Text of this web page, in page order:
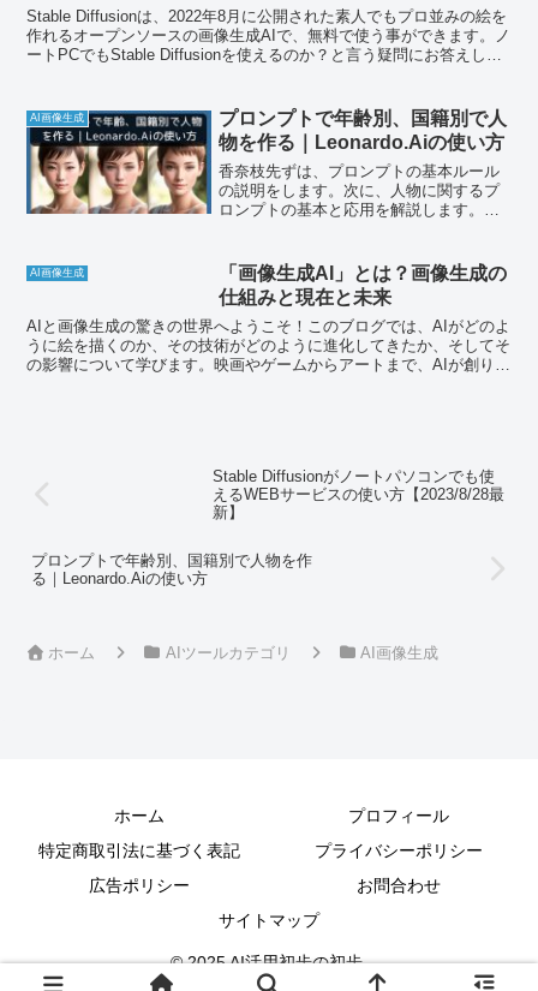
Stable Diffusionは、2022年8月に公開された素人でもプロ並みの絵を
作れるオープンソースの画像生成AIで、無料で使う事ができます。ノ
ートPCでもStable Diffusionを使えるのか？と言う疑問にお答えしま
AI画像生成
プロンプトで年齢別、国籍別で人
物を作る｜Leonardo.Aiの使い方
香奈枝先ずは、プロンプトの基本ルール
の説明をします。次に、人物に関するプ
ロンプトの基本と応用を解説します。
解説！無料の画像生成AIで商用レベ...
AI画像生成
「画像生成AI」とは？画像生成の
仕組みと現在と未来
AIと画像生成の驚きの世界へようこそ！このブログでは、AIがどのよ
うに絵を描くのか、その技術がどのように進化してきたか、そしてそ
の影響について学びます。映画やゲームからアートまで、AIが創り出
Stable Diffusionがノートパソコンでも使
えるWEBサービスの使い方【2023/8/28最
新】
プロンプトで年齢別、国籍別で人物を作
る｜Leonardo.Aiの使い方
ホーム AIツールカテゴリ AI画像生成
ホーム
プロフィール
特定商取引法に基づく表記
プライバシーポリシー
広告ポリシー
お問合わせ
サイトマップ
© 2025 AI活用初歩の初歩.